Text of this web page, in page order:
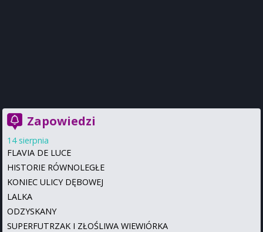
Zapowiedzi
14 sierpnia
FLAVIA DE LUCE
HISTORIE RÓWNOLEGŁE
KONIEC ULICY DĘBOWEJ
LALKA
ODZYSKANY
SUPERFUTRZAK I ZŁOŚLIWA WIEWIÓRKA